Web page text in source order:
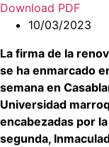
Download PDF
10/03/2023
La firma de la
se ha enmarcado
semana en
Universidad
encabezadas por
segunda,